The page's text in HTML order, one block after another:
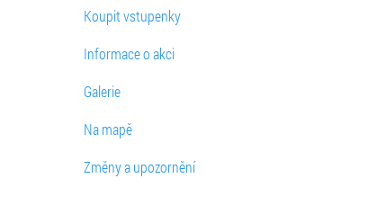
Koupit vstupenky
Informace o akci
Galerie
Na mapě
Změny a upozornění